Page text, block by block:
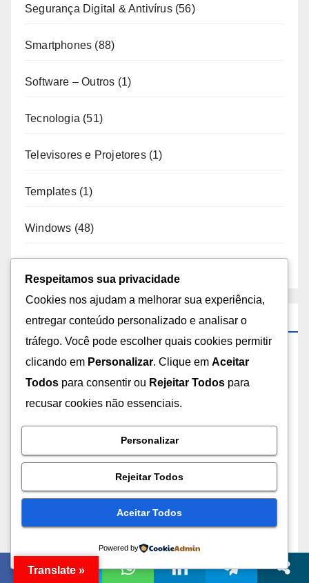
Segurança Digital & Antivírus(56)
Smartphones (88)
Software – Outros (1)
Tecnologia (51)
Televisores e Projetores(1)
Templates(1)
Windows (48)
Arquivados
agosto 2026
Translate »
Respeitamos sua privacidade
Cookies nos ajudam a melhorar sua experiência,
entregar conteúdo personalizado e analisar o
tráfego. Você pode escolher quais cookies permitir
clicando em Personalizar. Clique em Aceitar
Todos para consentir ou Rejeitar Todos para
recusar cookies não essenciais.
Personalizar
Rejeitar Todos
Aceitar Todos
Powered by